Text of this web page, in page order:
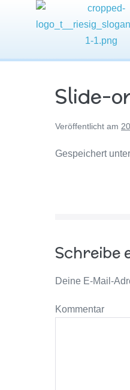
Slide-
Veröffentlicht am
Gespeichert
Schreibe
Deine E-Mail-
Kommentar